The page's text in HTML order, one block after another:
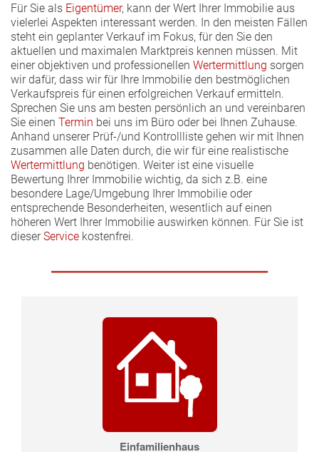
Für Sie als Eigentümer, kann der Wert Ihrer Immobilie aus
vielerlei Aspekten interessant werden. In den meisten Fällen
steht ein geplanter Verkauf im Fokus, für den Sie den
aktuellen und maximalen Marktpreis kennen müssen. Mit
einer objektiven und professionellen Wertermittlung sorgen
wir dafür, dass wir für Ihre Immobilie den bestmöglichen
Verkaufspreis für einen erfolgreichen Verkauf ermitteln.
Sprechen Sie uns am besten persönlich an und vereinbaren
Sie einen Termin bei uns im Büro oder bei Ihnen Zuhause.
Anhand unserer Prüf-/und Kontrollliste gehen wir mit Ihnen
zusammen alle Daten durch, die wir für eine realistische
Wertermittlung benötigen. Weiter ist eine visuelle
Bewertung Ihrer Immobilie wichtig, da sich z.B. eine
besondere Lage/Umgebung Ihrer Immobilie oder
entsprechende Besonderheiten, wesentlich auf einen
höheren Wert Ihrer Immobilie auswirken können. Für Sie ist
dieserService kostenfrei.